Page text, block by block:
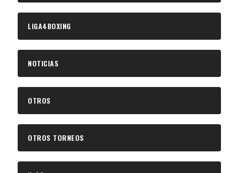
LIGA4BOXING
NOTICIAS
OTROS
OTROS TORNEOS